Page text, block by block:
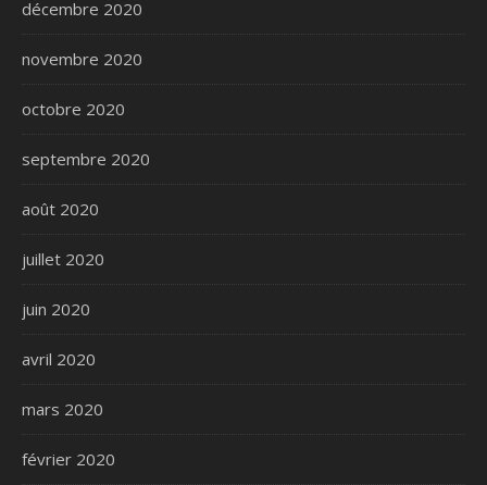
décembre 2020
novembre 2020
octobre 2020
septembre 2020
août 2020
juillet 2020
juin 2020
avril 2020
mars 2020
février 2020